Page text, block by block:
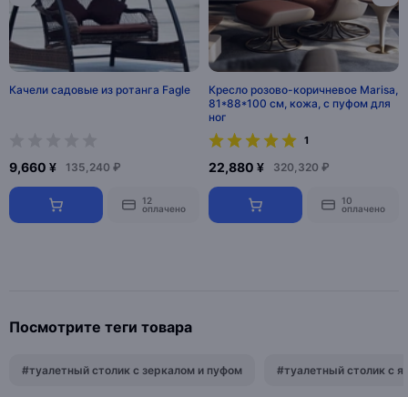
Качели садовые из ротанга Fagle
9,660 ¥ 135,240 ₽
12
оплачено
Кресло розово-коричневое Marisa,
81*88*100 см, кожа, с пуфом для
ног
1
22,880 ¥ 320,320 ₽
10
оплачено
Посмотрите теги товара
#туалетный столик с зеркалом и пуфом #туалетный столик с